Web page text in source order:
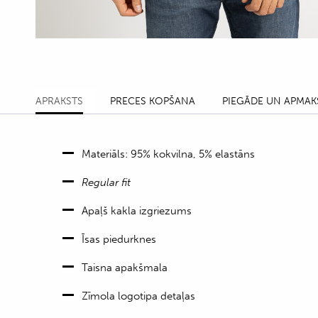
APRAKSTS PRECES KOPŠANA PIEGĀDE UN
Materiāls: 95% kokvilna, 5% elastāns
Regular fit
Apaļš kakla izgriezums
Īsas piedurknes
Taisna apakšmala
Zīmola logotipa detaļas